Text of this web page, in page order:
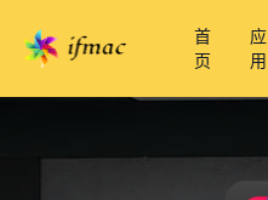
首
页
应
用